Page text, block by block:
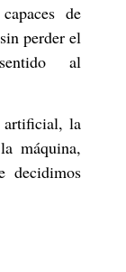
de
perder el
al
artificial, la
máquina,
decidimos